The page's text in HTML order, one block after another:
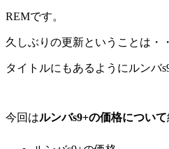
REMです。
久しぶりの更新ということは・
タイトルにもあるようにルンバ
今回はルンバs9+の価格について